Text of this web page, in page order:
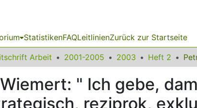
StatistikenFAQLeitlinienZurück zur Startseite
Arbeit 2001-2005 2003 Heft 2
" Ich gebe,
reziprok,